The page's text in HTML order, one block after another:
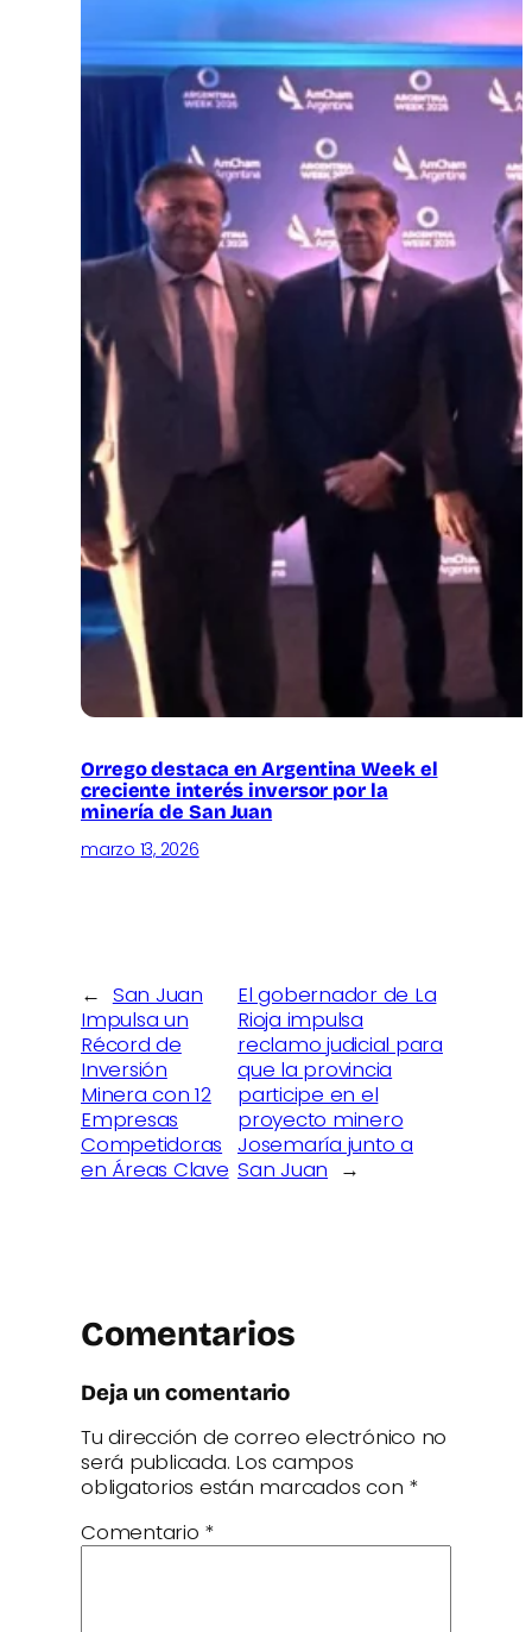
Orrego destaca en Argentina Week el
creciente interés inversor por la
minería de San Juan
marzo 13, 2026
← San Juan
Impulsa un
Récord de
Inversión
Minera con 12
Empresas
Competidoras
en Áreas Clave
El gobernador de La
Rioja impulsa
reclamo judicial para
que la provincia
participe en el
proyecto minero
Josemaría junto a
San Juan →
Comentarios
Deja un comentario
Tu dirección de correo electrónico no
será publicada. Los campos
obligatorios están marcados con *
Comentario *